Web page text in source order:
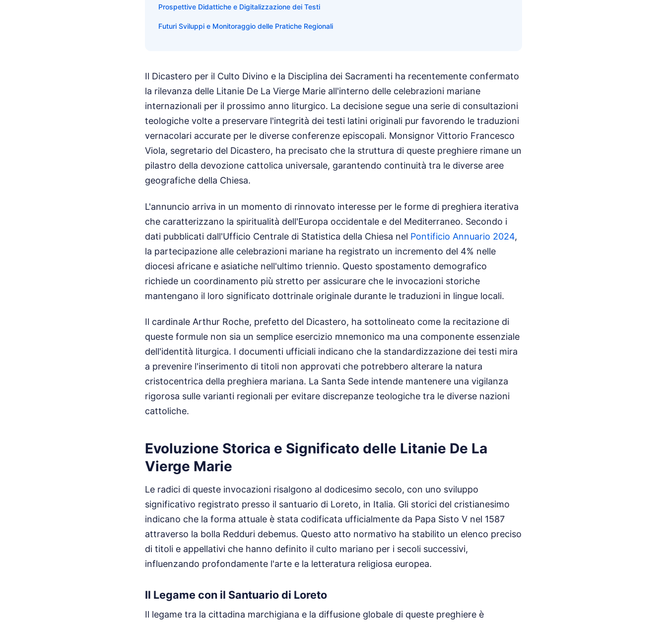
Prospettive Didattiche e Digitalizzazione dei Testi
Futuri Sviluppi e Monitoraggio delle Pratiche Regionali
Il Dicastero per il Culto Divino e la Disciplina dei Sacramenti ha recentemente confermato
la rilevanza delle Litanie De La Vierge Marie all'interno delle celebrazioni mariane
internazionali per il prossimo anno liturgico. La decisione segue una serie di consultazioni
teologiche volte a preservare l'integrità dei testi latini originali pur favorendo le traduzioni
vernacolari accurate per le diverse conferenze episcopali. Monsignor Vittorio Francesco
Viola, segretario del Dicastero, ha precisato che la struttura di queste preghiere rimane un
pilastro della devozione cattolica universale, garantendo continuità tra le diverse aree
geografiche della Chiesa.
L'annuncio arriva in un momento di rinnovato interesse per le forme di preghiera iterativa
che caratterizzano la spiritualità dell'Europa occidentale e del Mediterraneo. Secondo i
dati pubblicati dall'Ufficio Centrale di Statistica della Chiesa nel Pontificio Annuario 2024,
la partecipazione alle celebrazioni mariane ha registrato un incremento del 4% nelle
diocesi africane e asiatiche nell'ultimo triennio. Questo spostamento demografico
richiede un coordinamento più stretto per assicurare che le invocazioni storiche
mantengano il loro significato dottrinale originale durante le traduzioni in lingue locali.
Il cardinale Arthur Roche, prefetto del Dicastero, ha sottolineato come la recitazione di
queste formule non sia un semplice esercizio mnemonico ma una componente essenziale
dell'identità liturgica. I documenti ufficiali indicano che la standardizzazione dei testi mira
a prevenire l'inserimento di titoli non approvati che potrebbero alterare la natura
cristocentrica della preghiera mariana. La Santa Sede intende mantenere una vigilanza
rigorosa sulle varianti regionali per evitare discrepanze teologiche tra le diverse nazioni
cattoliche.
Evoluzione Storica e Significato delle Litanie De La
Vierge Marie
Le radici di queste invocazioni risalgono al dodicesimo secolo, con uno sviluppo
significativo registrato presso il santuario di Loreto, in Italia. Gli storici del cristianesimo
indicano che la forma attuale è stata codificata ufficialmente da Papa Sisto V nel 1587
attraverso la bolla Redduri debemus. Questo atto normativo ha stabilito un elenco preciso
di titoli e appellativi che hanno definito il culto mariano per i secoli successivi,
influenzando profondamente l'arte e la letteratura religiosa europea.
Il Legame con il Santuario di Loreto
Il legame tra la cittadina marchigiana e la diffusione globale di queste preghiere è